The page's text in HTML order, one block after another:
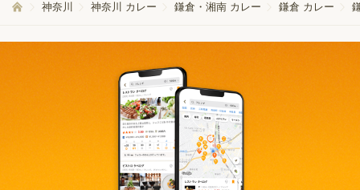
神奈川 神奈川 カレー 鎌倉・湘南 カレー 鎌倉 カレー